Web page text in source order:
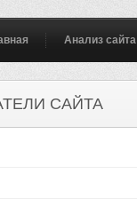
Анализ сайта
САЙТА